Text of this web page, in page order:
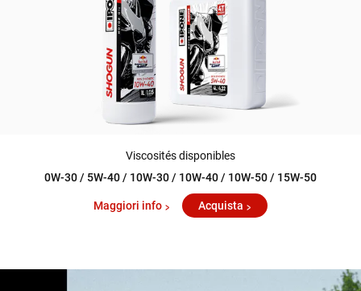
Viscosités disponibles
0W-30 / 5W-40 / 10W-30 / 10W-40 / 10W-50 / 15W-50
Maggiori info Acquista